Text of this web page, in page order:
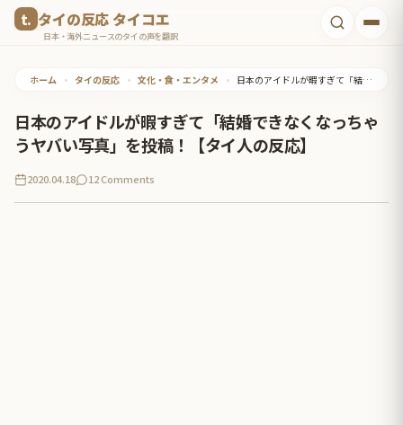
タイの反応 タイコエ
日本・海外ニュースのタイの声を翻訳
ホーム • タイの反応 • 文化・食・エンタメ • 日本のアイドルが暇すぎて「結婚できなくなっちゃうヤバい写真」を投稿！【タイ人の反応】
日本のアイドルが暇すぎて「結婚できなくなっちゃ
うヤバい写真」を投稿！【タイ人の反応】
2020.04.18 12 Comments